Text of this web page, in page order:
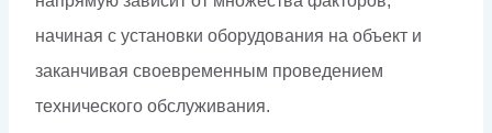
начиная с установки оборудования на объект и
заканчивая своевременным проведением
технического обслуживания.